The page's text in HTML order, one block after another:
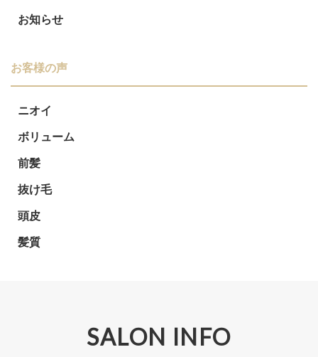
お知らせ
お客様の声
ニオイ
ボリューム
前髪
抜け毛
頭皮
髪質
SALON INFO